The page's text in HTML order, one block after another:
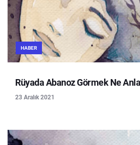
HABER
Rüyada Abanoz Görmek Ne
23 Aralık 2021